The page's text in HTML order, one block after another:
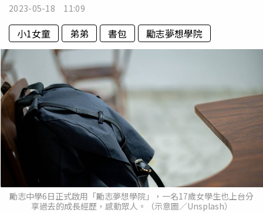
2023-05-18 11:09
小1女童 弟弟 書包 勵志夢想學院
勵志中學6日正式啟用「勵志夢想學院」，一名17歲女學生也上台分
享過去的成長經歷，感動眾人。（示意圖／Unsplash）